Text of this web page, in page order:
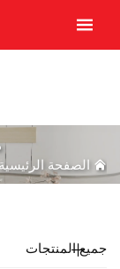
الصفحة الرئيسية
جميع المنتجات